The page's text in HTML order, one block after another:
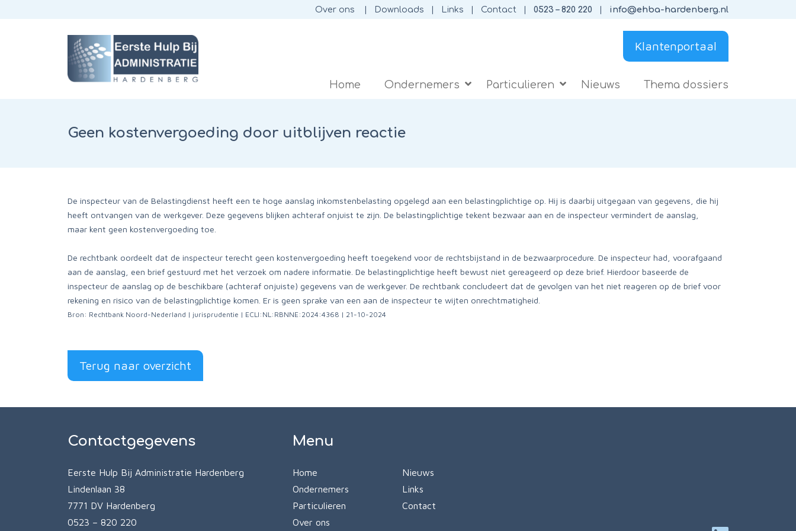
Over ons Downloads Links Contact 0523 – 820 220 info@ehba-hardenberg.nl
Klantenportaal
Home Ondernemers Particulieren Nieuws Thema dossiers
Geen kostenvergoeding door uitblijven reactie
De inspecteur van de Belastingdienst heeft een te hoge aanslag inkomstenbelasting opgelegd aan een belastingplichtige op. Hij is daarbij uitgegaan van gegevens, die hij
heeft ontvangen van de werkgever. Deze gegevens blijken achteraf onjuist te zijn. De belastingplichtige tekent bezwaar aan en de inspecteur vermindert de aanslag,
maar kent geen kostenvergoeding toe.
De rechtbank oordeelt dat de inspecteur terecht geen kostenvergoeding heeft toegekend voor de rechtsbijstand in de bezwaarprocedure. De inspecteur had, voorafgaand
aan de aanslag, een brief gestuurd met het verzoek om nadere informatie. De belastingplichtige heeft bewust niet gereageerd op deze brief. Hierdoor baseerde de
inspecteur de aanslag op de beschikbare (achteraf onjuiste) gegevens van de werkgever. De rechtbank concludeert dat de gevolgen van het niet reageren op de brief voor
rekening en risico van de belastingplichtige komen. Er is geen sprake van een aan de inspecteur te wijten onrechtmatigheid.
Bron: Rechtbank Noord-Nederland | jurisprudentie | ECLI:NL:RBNNE:2024:4368 | 21-10-2024
Terug naar overzicht
Contactgegevens
Eerste Hulp Bij Administratie Hardenberg
Lindenlaan 38
7771 DV Hardenberg
0523 – 820 220
Menu
Home
Ondernemers
Particulieren
Over ons
Nieuws
Links
Contact